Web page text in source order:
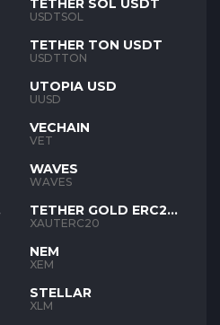
TETHER SOL USDT
USDTSOL
TETHER TON USDT
USDTTON
UTOPIA USD
UUSD
VECHAIN
VET
WAVES
WAVES
TETHER GOLD ERC20
XAUT
XAUTERC20
NEM
XEM
STELLAR
XLM